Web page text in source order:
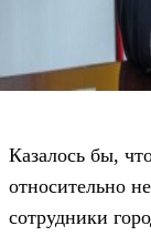
Казалось бы,
относительно
сотрудники